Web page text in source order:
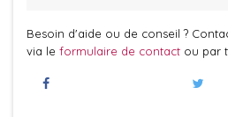
Besoin d'aide ou de conseil ?
via le formulaire de contact ou par